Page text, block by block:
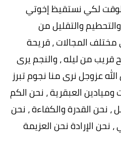
لكي نستقيظ إخوتي
والتقليل من
مختلف المجالات ، قريحة
من ليله ، والنجم يرى
عزوجل نرى منا نجوم تبرز
العبقرية ، نحن الكم
، نحن القدرة والكفاءة ، نحن
نحن الإرادة نحن العزيمة